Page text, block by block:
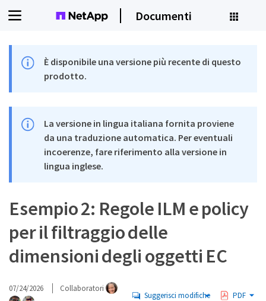
Documenti
È disponibile una versione più recente di questo
prodotto.
La versione in lingua italiana fornita proviene
da una traduzione automatica. Per eventuali
incoerenze, fare riferimento alla versione in
lingua inglese.
Esempio 2: Regole ILM e policy
per il filtraggio delle
dimensioni degli oggetti EC
07/24/2026 Collaboratori
Suggerisci modifiche PDF